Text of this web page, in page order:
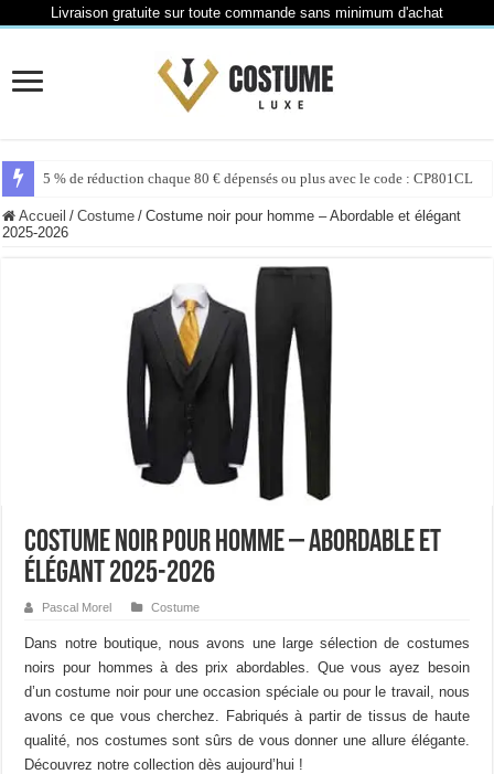
Livraison gratuite sur toute commande sans minimum d'achat
5 % de réduction chaque 80 € dépensés ou plus avec le code : CP801CL
Accueil / Costume / Costume noir pour homme – Abordable et élégant
2025-2026
Costume noir pour homme – Abordable et
élégant 2025-2026
Pascal Morel Costume
Dans notre boutique, nous avons une large sélection de costumes
noirs pour hommes à des prix abordables. Que vous ayez besoin
d’un costume noir pour une occasion spéciale ou pour le travail, nous
avons ce que vous cherchez. Fabriqués à partir de tissus de haute
qualité, nos costumes sont sûrs de vous donner une allure élégante.
Découvrez notre collection dès aujourd’hui !